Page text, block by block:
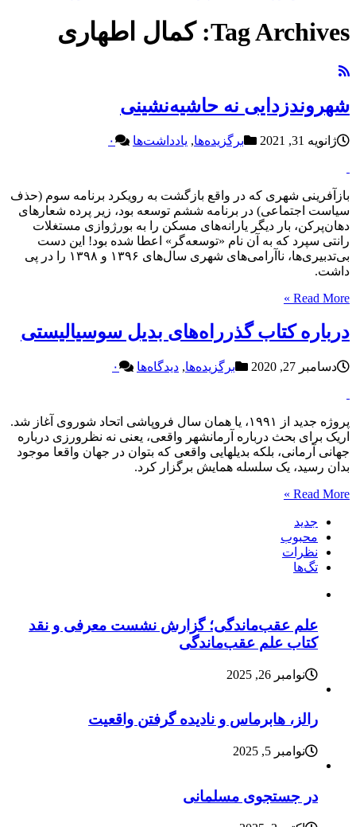
Tag Archives: کمال اطهاری
شهروندزدایی نه حاشیه‌نشینی
ژانویه 31, 2021 برگزیده‌ها, یادداشت‌ها ۰
بازآفرینی شهری که در واقع بازگشت به رویکرد برنامه سوم (حذف
سیاست اجتماعی) در برنامه ششم توسعه بود، زیر پرده شعارهای
دهان‌پرکن، بار دیگر یارانه‌های مسکن را به بورژوازی مستغلات
رانتی سپرد که به آن نام «توسعه‌گر» اعطا شده بود! این دست
بی‌تدبیری‌ها، ناآرامی‌های شهری سال‌های ۱۳۹۶ و ۱۳۹۸ را در پی
داشت.
Read More »
درباره کتاب گذرراه‌های بدیل سوسیالیستی
دسامبر 27, 2020 برگزیده‌ها, دیدگاه‌ها ۰
پروژه جدید از ۱۹۹۱، یا همان سال فروپاشی اتحاد شوروی آغاز شد.
اریک برای بحث درباره آرمان‎شهر واقعی، یعنی نه نظرورزی درباره
جهانی آرمانی، بلکه بدیل‎هایی واقعی که بتوان در جهان واقعا موجود
بدان رسید، یک سلسله‌ همایش‌ برگزار کرد.
Read More »
جدید
محبوب
نظرات
تگ‌ها
علم عقب‌ماندگی؛ گزارش نشست معرفی و نقد
کتاب علم عقب‌ماندگی
نوامبر 26, 2025
رالز، هابرماس و نادیده گرفتن واقعیت
نوامبر 5, 2025
در جستجوی مسلمانی